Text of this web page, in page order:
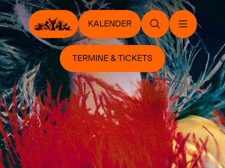
KALENDER
TERMINE & TICKETS